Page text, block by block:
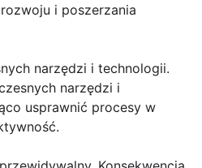
i poszerzania
narzędzi i technologii.
narzędzi i
usprawnić procesy w